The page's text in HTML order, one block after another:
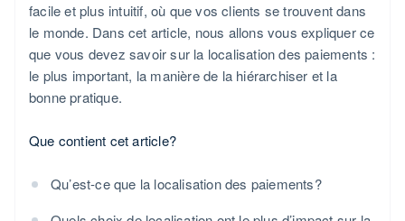
facile et plus intuitif, où que vos clients se trouvent dans
le monde. Dans cet article, nous allons vous expliquer ce
que vous devez savoir sur la localisation des paiements :
le plus important, la manière de la hiérarchiser et la
bonne pratique.
Que contient cet article?
Qu’est-ce que la localisation des paiements?